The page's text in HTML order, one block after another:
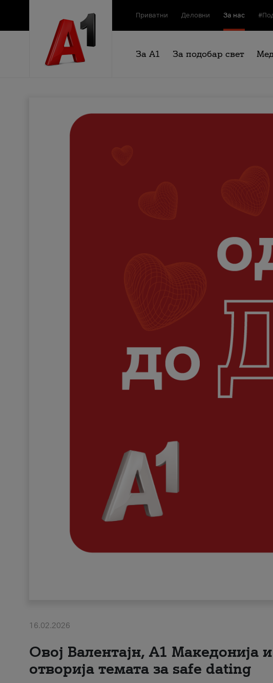
Приватни Деловни За нас
За А1 За подобар свет
16.02.2026
Овој Валентајн, A1 Македонија
отворија темата за safe dating